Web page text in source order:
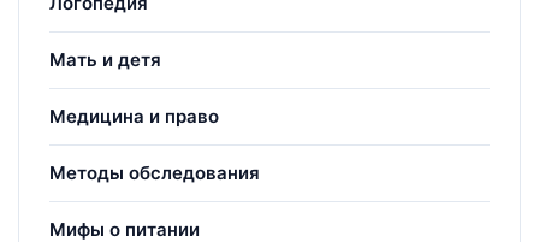
Мать и детя
Медицина и право
Методы обследования
Мифы о питании